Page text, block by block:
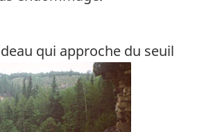
qui approche du seuil